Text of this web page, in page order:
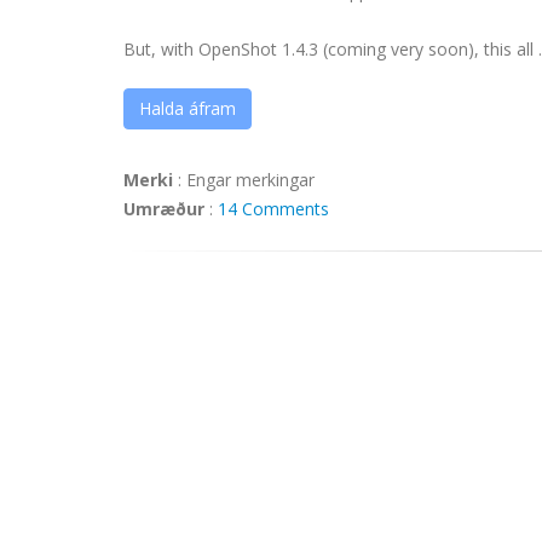
But, with OpenShot 1.4.3 (coming very soon), this all
Halda áfram
Merki : Engar merkingar
Umræður : 14 Comments